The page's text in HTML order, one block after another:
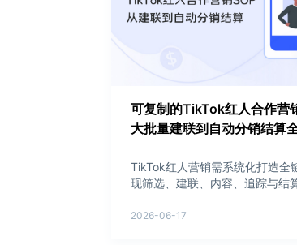
可复制的TikTok红人合作营
大批量建联到自动分销结算
TikTok红人营销需系统化打造全
现筛选、建联、内容、追踪与结
2026-06-17